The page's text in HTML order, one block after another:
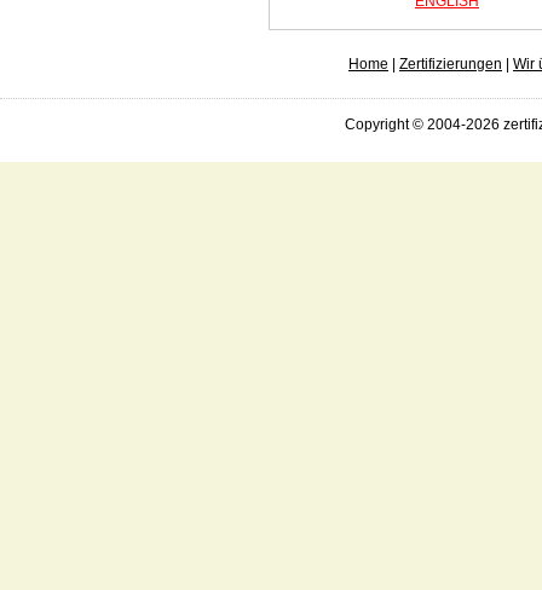
Home Zertifizierungen Wir
Copyright © 2004-2026